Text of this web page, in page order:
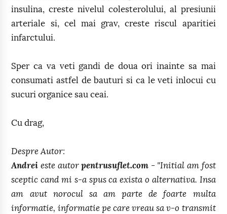
insulina, creste nivelul colesterolului, al presiunii
arteriale si, cel mai grav, creste riscul aparitiei
infarctului.
Sper ca va veti gandi de doua ori inainte sa mai
consumati astfel de bauturi si ca le veti inlocui cu
sucuri organice sau ceai.
Cu drag,
Despre Autor:
Andrei este autorpentrusuflet.com - "Initial am fost
sceptic cand mi s-a spus ca exista o alternativa. Insa
am avut norocul sa am parte de foarte multa
informatie, informatie pe care vreau sa v-o transmit